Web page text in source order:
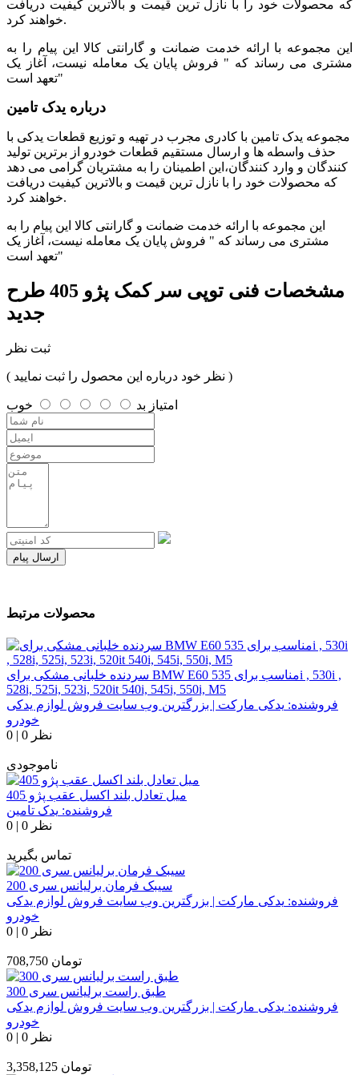
که محصولات خود را با نازل ترین قیمت و بالاترین کیفیت دریافت
خواهند کرد.
این مجموعه با ارائه خدمت ضمانت و گارانتی کالا این پیام را به
مشتری می رساند که " فروش پایان یک معامله نیست، آغاز یک
تعهد است"
درباره یدک تامین
مجموعه یدک تامین با کادری مجرب در تهیه و توزیع قطعات یدکی با
حذف واسطه ها و ارسال مستقیم قطعات خودرو از برترین تولید
کنندگان و وارد کنندگان،این اطمینان را به مشتریان گرامی می دهد
که محصولات خود را با نازل ترین قیمت و بالاترین کیفیت دریافت
خواهند کرد.
این مجموعه با ارائه خدمت ضمانت و گارانتی کالا این پیام را به
مشتری می رساند که " فروش پایان یک معامله نیست، آغاز یک
تعهد است"
مشخصات فنی
توپی سر کمک پژو 405 طرح
جدید
ثبت نظر
( نظر خود درباره این محصول را ثبت نمایید )
امتیاز بد خوب
ارسال پیام
محصولات مرتبط
سردنده خلبانی مشکی برای BMW E60 مناسب برای 535i , 530i ,
528i, 525i, 523i, 520it 540i, 545i, 550i, M5
فروشنده: یدکی مارکت | بزرگترین وب سایت فروش لوازم یدکی
خودرو
0 | 0 نظر
ناموجودی
میل تعادل بلند اکسل عقب پژو 405
فروشنده: یدک تامین
0 | 0 نظر
تماس بگیرید
سیبک فرمان برلیانس سری 200
فروشنده: یدکی مارکت | بزرگترین وب سایت فروش لوازم یدکی
خودرو
0 | 0 نظر
708,750 تومان
طبق راست برلیانس سری 300
فروشنده: یدکی مارکت | بزرگترین وب سایت فروش لوازم یدکی
خودرو
0 | 0 نظر
3,358,125 تومان